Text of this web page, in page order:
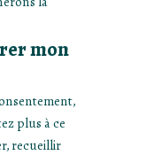
mon
plus à ce
recueillir